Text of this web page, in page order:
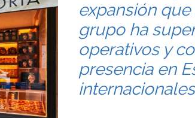
expansión
grupo ha
operativos y
presencia en